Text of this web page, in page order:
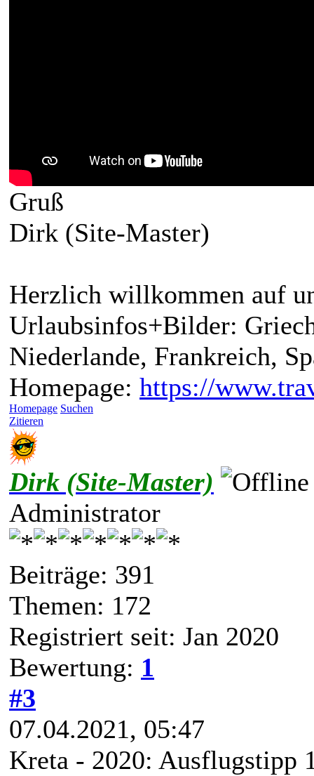
Gruß
Dirk (Site-Master)
Herzlich willkommen auf
Urlaubsinfos+Bilder:
Niederlande, Frankreich,
Homepage: https://
Homepage Suchen
Zitieren
Dirk (Site-Master)
Administrator
Beiträge: 391
Themen: 172
Registriert seit: Jan 2020
Bewertung: 1
#3
07.04.2021, 05:47
Kreta - 2020: Ausflugstipp